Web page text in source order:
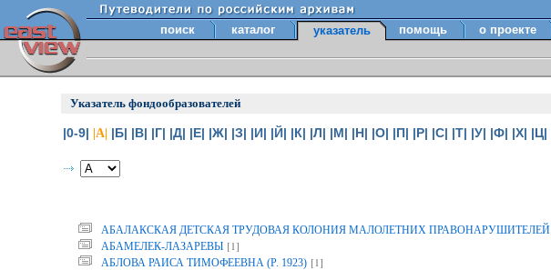
поиск каталог указатель помощь о проекте
Указатель фондообразователей
|0-9| |А| |Б| |В| |Г| |Д| |Е| |Ж| |З| |И| |Й| |К| |Л| |М| |Н| |О| |П| |Р| |С| |Т| |У| |Ф| |Х| |Ц|
АБАЛАКСКАЯ ДЕТСКАЯ ТРУДОВАЯ КОЛОНИЯ МАЛОЛЕТНИХ ПРАВОНАРУШИТЕЛЕЙ
АБАМЕЛЕК-ЛАЗАРЕВЫ [1]
АБЛОВА РАИСА ТИМОФЕЕВНА (Р. 1923) [1]